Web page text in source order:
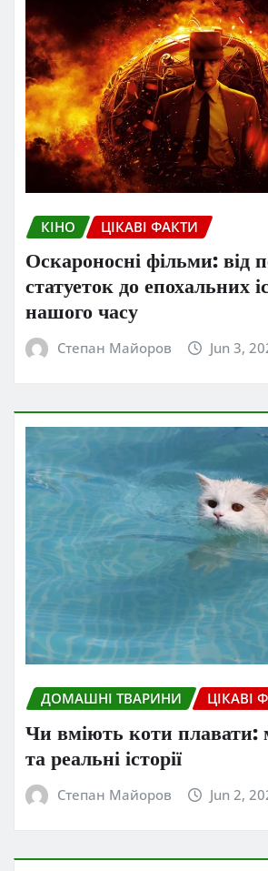
КІНО ЦІКАВІ ФАКТИ
Оскароносні фільми: від
статуеток до епохальних
нашого часу
Степан Майоров Jun 3,
ДОМАШНІ ТВАРИНИ ЦІКАВІ
Чи вміють коти плавати:
та реальні історії
Степан Майоров Jun 2,